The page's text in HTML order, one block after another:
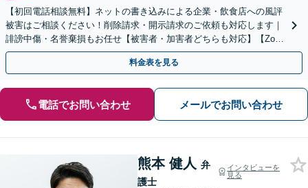
【初回電話相談無料】ネットの書き込みによる企業・飲食店への風評
被害はご相談ください！削除請求・開示請求のご依頼も対応します｜
誹謗中傷・名誉棄損もお任せ【被害者・加害者どちらも対応】【Zoo
ｍ相談可】【完全個室】【大阪天満宮駅すぐ】
料金表を見る
電話でお問い合わせ メールでお問い合わせ
熊本 健人 弁
護士
インタビューを
見る